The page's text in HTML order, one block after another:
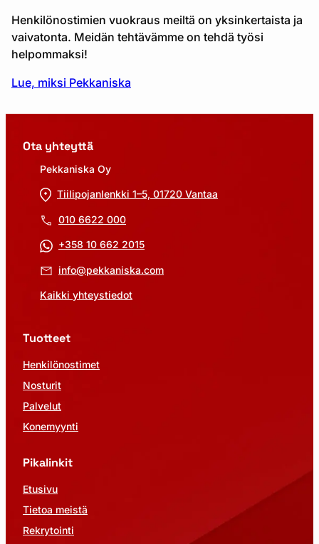
Henkilönostimien vuokraus meiltä on yksinkertaista ja
vaivatonta. Meidän tehtävämme on tehdä työsi
helpommaksi!
Lue, miksi Pekkaniska
Ota yhteyttä
Pekkaniska Oy
Tiilipojanlenkki 1–5, 01720 Vantaa
010 6622 000
+358 10 662 2015
info@pekkaniska.com
Kaikki yhteystiedot
Tuotteet
Henkilönostimet
Nosturit
Palvelut
Konemyynti
Pikalinkit
Etusivu
Tietoa meistä
Rekrytointi